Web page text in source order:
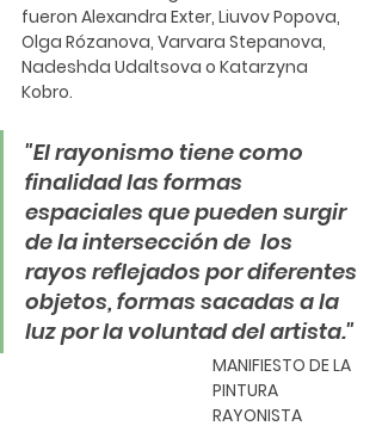
fueron Alexandra Exter, Liuvov Popova,
Olga Rózanova, Varvara Stepanova,
Nadeshda Udaltsova o Katarzyna
Kobro.
"El rayonismo tiene como
finalidad las formas
espaciales que pueden surgir
de la intersección de  los
rayos reflejados por diferentes
objetos, formas sacadas a la
luz por la voluntad del artista."
MANIFIESTO DE LA
PINTURA
RAYONISTA